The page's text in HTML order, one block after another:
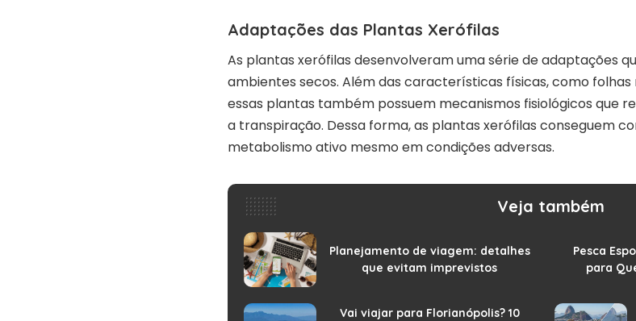
Adaptações das Plantas Xerófilas
As plantas xerófilas desenvolveram uma série de adaptações
ambientes secos. Além das características físicas, como
essas plantas também possuem mecanismos fisiológicos que
a transpiração. Dessa forma, as plantas xerófilas conseguem
metabolismo ativo mesmo em condições adversas.
Veja também
Planejamento de viagem: detalhes
que evitam imprevistos
Pesca
para
Vai viajar para Florianópolis? 10